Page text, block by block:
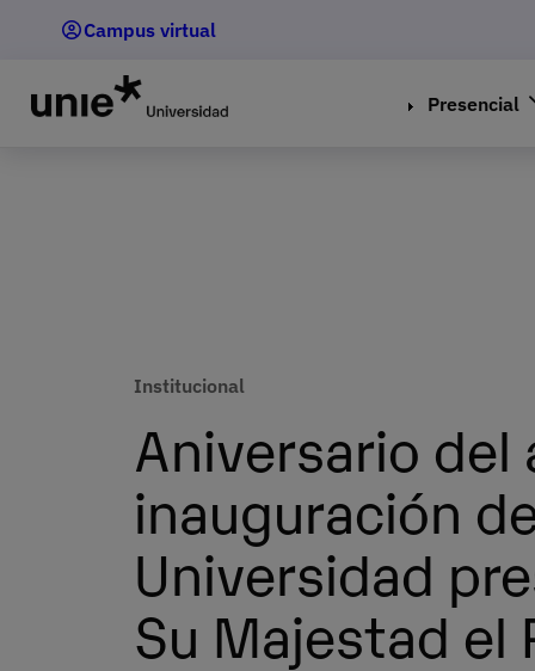
principal
Campus virtual
Presencial
Institucional
Aniversario del
inauguración
Universidad
Su Majestad el